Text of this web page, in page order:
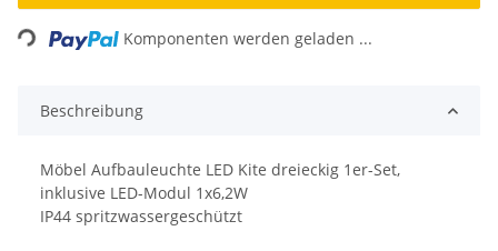
Loading... Komponenten werden geladen ...
Beschreibung
Möbel Aufbauleuchte LED Kite dreieckig 1er-Set,
inklusive LED-Modul 1x6,2W
IP44 spritzwassergeschützt